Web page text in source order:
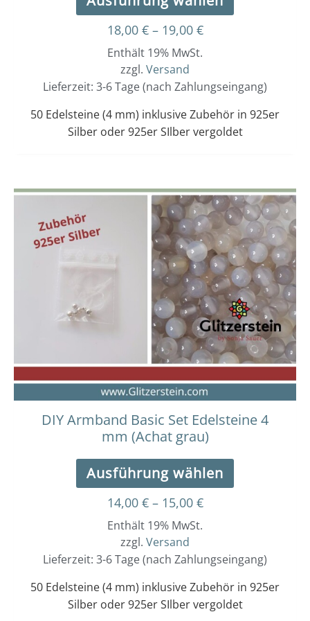
18,00 € – 19,00 €
Enthält 19% MwSt.
zzgl. Versand
Lieferzeit: 3-6 Tage (nach Zahlungseingang)
50 Edelsteine (4 mm) inklusive Zubehör in 925er
Silber oder 925er SIlber vergoldet
DIY Armband Basic Set Edelsteine 4
mm (Achat grau)
Ausführung wählen
Dieses
Produkt
weist
mehrere
Varianten
auf.
Die
Optionen
können
auf
der
werden
14,00 € – 15,00 €
Preisspanne:
14,00 €
bis
15,00 €
Enthält 19% MwSt.
zzgl. Versand
Lieferzeit: 3-6 Tage (nach Zahlungseingang)
50 Edelsteine (4 mm) inklusive Zubehör in 925er
Silber oder 925er SIlber vergoldet